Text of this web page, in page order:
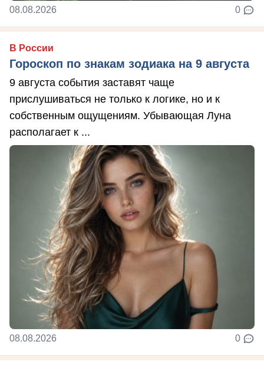
08.08.2026 0
В России
Гороскоп по знакам зодиака на 9 августа
9 августа события заставят чаще
прислушиваться не только к логике, но и к
собственным ощущениям. Убывающая Луна
располагает к ...
08.08.2026 0